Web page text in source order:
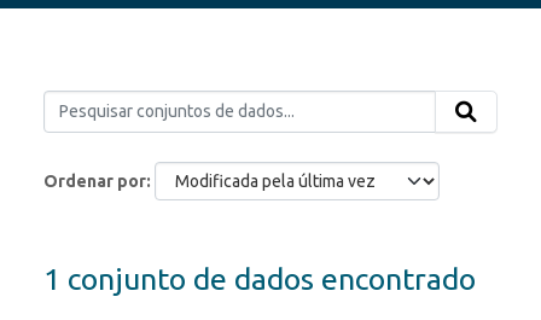
Ordenar por
1 conjunto de dados encontrado